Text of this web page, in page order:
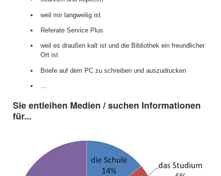
weil mir langweilig ist
Referate Service Plus
weil es draußen kalt ist und die Bibliothek ein freundlicher
Ort ist
Briefe auf dem PC zu schreiben und auszudrucken
...
Sie entleihen Medien / suchen Informationen
für...